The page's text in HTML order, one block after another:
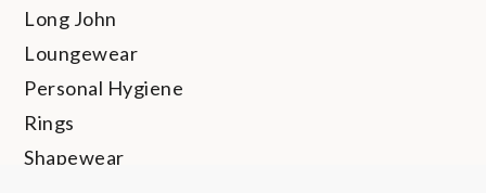
Long John
Loungewear
Personal Hygiene
Rings
Shapewear